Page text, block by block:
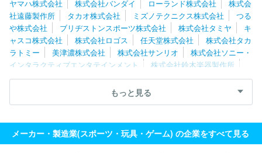
ヤマハ株式会社 株式会社バンダイ ローランド株式会社
株式会
社遠藤製作所
タカオ株式会社 ミズノテクニクス株式会社
つる
や株式会社
ブリヂストンスポーツ株式会社 株式会社タミヤ
キ
ャスコ株式会社
株式会社ロゴス 任天堂株式会社
株式会社タカ
ラトミー
美津濃株式会社 株式会社サンリオ
株式会社ソニー・
インタラクティブエンタテインメント
株式会社鈴木楽器製作所
株式会社ナナミ
セノー株式会社 株式会社ハート
メガバス株
有限会社トータル・ケア・システム
株式会社都村製作所
社
グローブライド株式会社
もっと見る
メーカー・製造業(スポーツ・玩具・ゲーム) の企業をすべて見る